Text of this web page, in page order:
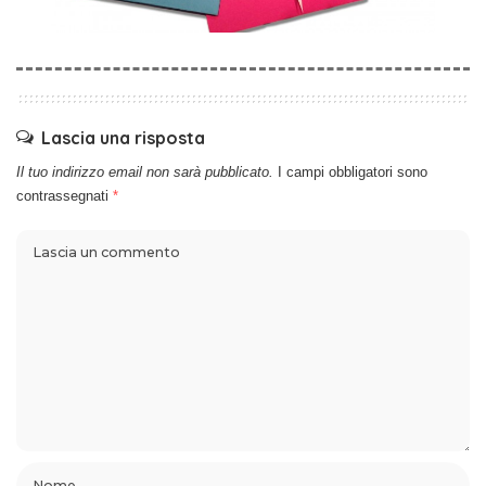
Lascia una risposta
Il tuo indirizzo email non sarà pubblicato.
I campi obbligatori sono
contrassegnati *